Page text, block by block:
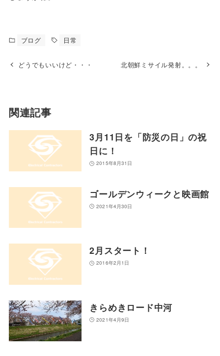
ブログ 日常
どうでもいいけど・・・ 北朝鮮ミサイル発射。。。
関連記事
3月11日を「防災の日」の祝
日に！
2015年8月31日
ゴールデンウィークと映画館
2021年4月30日
2月スタート！
2016年2月1日
きらめきロード中河
2021年4月9日